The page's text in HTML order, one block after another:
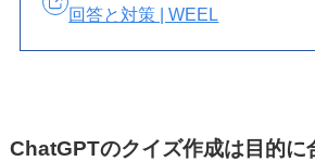
回答と対策 | WEEL
ChatGPTのクイズ作成は目的に